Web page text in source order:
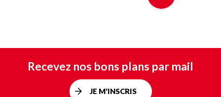
Recevez nos bons plans par mail
JE M'INSCRIS